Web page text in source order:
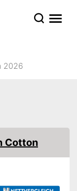
2026
Cotton